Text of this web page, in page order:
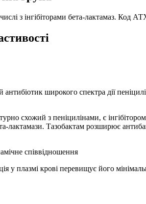
з інгібіторами бета-лактамаз. Код
широкого спектра дії
схожий з пеніцилінами, є
лактамази. Тазобактам розширює
співвідношення
у плазмі крові перевищує його